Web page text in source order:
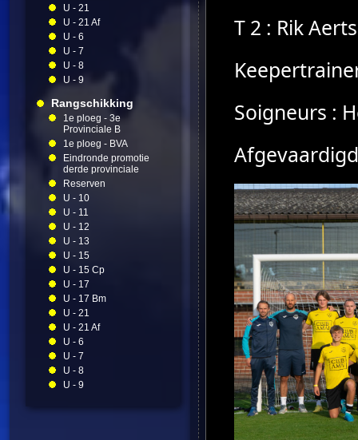
U - 21
U - 21 Af
U - 6
U - 7
U - 8
U - 9
Rangschikking
1e ploeg - 3e
Provinciale B
1e ploeg - BVA
Eindronde promotie
derde provinciale
Reserven
U - 10
U - 11
U - 12
U - 13
U - 15
U - 15 Cp
U - 17
U - 17 Bm
U - 21
U - 21 Af
U - 6
U - 7
U - 8
U - 9
T 2 : Rik Aerts
Soigneurs :